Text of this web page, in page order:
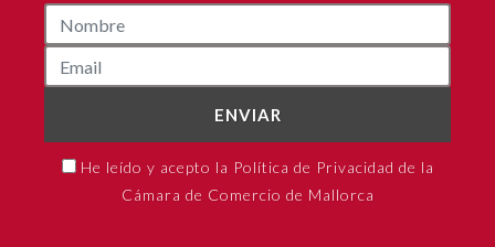
ENVIAR
He leído y acepto la Política de Privacidad de la
Cámara de Comercio de Mallorca